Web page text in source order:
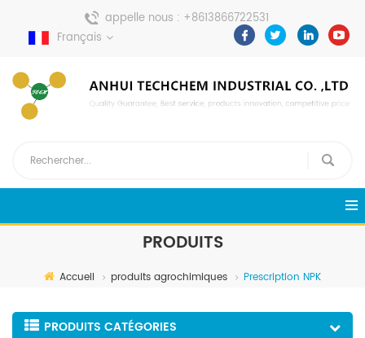
appelle nous : +8613866722531
envoyer un message :
pweiping@techemi.com
Français
PRODUITS
Accueil produits agrochimiques Prescription NPK
PRODUITS CATÉGORIES